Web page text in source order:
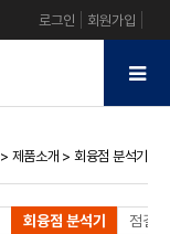
로그인 회원가입
> 제품소개 > 회융점 분석기
회융점 분석기 점결